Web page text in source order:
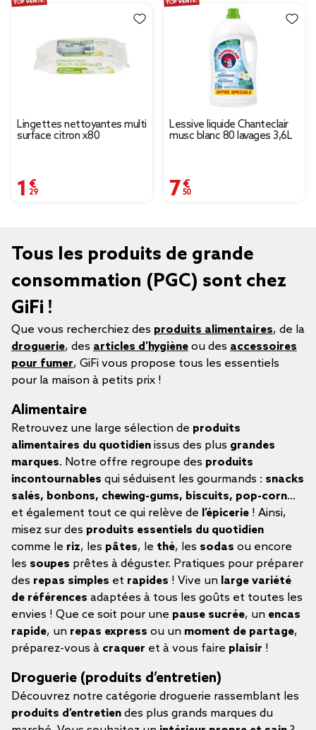
Lingettes nettoyantes multi
surface citron x80
1,29 €
Lessive liquide Chanteclair
musc blanc 80 lavages 3,6L
7,50 €
Tous les produits de grande
consommation (PGC) sont chez
GiFi !
Que vous recherchiez des produits alimentaires, de la
droguerie, des articles d’hygiène ou des accessoires
pour fumer, GiFi vous propose tous les essentiels
pour la maison à petits prix !
Alimentaire
Retrouvez une large sélection de produits
alimentaires du quotidien issus des plus grandes
marques. Notre offre regroupe des produits
incontournables qui séduisent les gourmands : snacks
salés, bonbons, chewing-gums, biscuits, pop-corn…
et également tout ce qui relève de l’épicerie ! Ainsi,
misez sur des produits essentiels du quotidien
comme le riz, les pâtes, le thé, les sodas ou encore
les soupes prêtes à déguster. Pratiques pour préparer
des repas simples et rapides ! Vive un large variété
de références adaptées à tous les goûts et toutes les
envies ! Que ce soit pour une pause sucrée, un encas
rapide, un repas express ou un moment de partage,
préparez-vous à craquer et à vous faire plaisir !
Droguerie (produits d’entretien)
Découvrez notre catégorie droguerie rassemblant les
produits d’entretien des plus grands marques du